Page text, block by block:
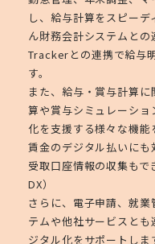
し、給与計算をスピー
ん財務会計システムと
Trackerとの連携で給与
す。
また、給与・賞与計算
算や賞与シミュレーショ
化を支援する様々な機能
賃金のデジタル払いにも
受取口座情報の収集も
DX）
さらに、電子申請、就
テムや他社サービスと
ジタル化をサポートしま